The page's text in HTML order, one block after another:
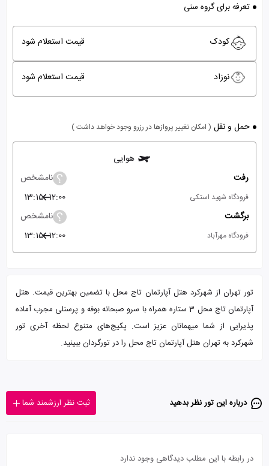
تعرفه برای گروه سنی
کودک قیمت استعلام شود
نوزاد قیمت استعلام شود
حمل و نقل ( امکان تغییر پروازها در رزرو وجود خواهد داشت )
هوایی
رفت
نامشخص
فرودگاه شهید استکی 12:00
13:15
برگشت
نامشخص
فرودگاه مهرآباد 12:00
13:15
تور تهران از شهرکرد هتل آپارتمان تاج محل با تضمین بهترین قیمت. هتل
آپارتمان تاج محل 3 ستاره همراه با سرو صبحانه بوفه و پرسنلی مجرب آماده
پذیرایی از شما میهمانان عزیز است. پکیج‌های متنوع لحظه آخری تور
شهرکرد به تهران هتل آپارتمان تاج محل را در تورگردان ببینید.
درباره این تور‌ نظر بدهید ثبت نظر ارزشمند شما
در رابطه با این مطلب دیدگاهی وجود ندارد